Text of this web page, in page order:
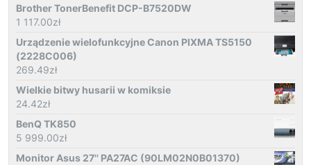
Brother TonerBenefit DCP-B7520DW
1 117.00zł
Urządzenie wielofunkcyjne Canon PIXMA TS5150
(2228C006)
269.49zł
Wielkie bitwy husarii w komiksie
24.42zł
BenQ TK850
5 999.00zł
Monitor Asus 27'' PA27AC (90LM02N0B01370)